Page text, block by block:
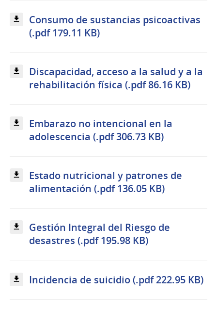
Consumo de sustancias psicoactivas
(.pdf 179.11 KB)
Discapacidad, acceso a la salud y a la
rehabilitación física (.pdf 86.16 KB)
Embarazo no intencional en la
adolescencia (.pdf 306.73 KB)
Estado nutricional y patrones de
alimentación (.pdf 136.05 KB)
Gestión Integral del Riesgo de
desastres (.pdf 195.98 KB)
Incidencia de suicidio (.pdf 222.95 KB)